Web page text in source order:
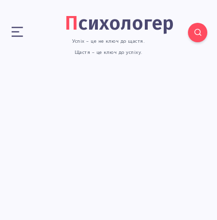
Психологер
Успіх – це не ключ до щастя.
Щастя – це ключ до успіху.